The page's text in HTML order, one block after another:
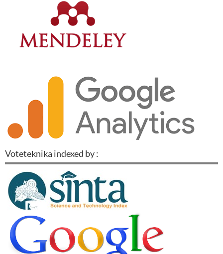
Voteteknika indexed by :